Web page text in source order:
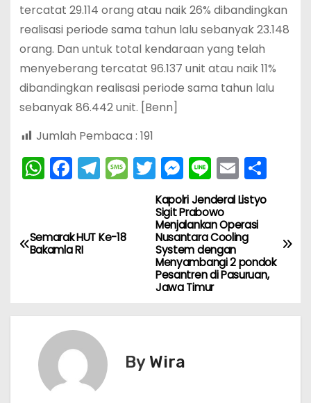
tercatat 29.114 orang atau naik 26% dibandingkan
realisasi periode sama tahun lalu sebanyak 23.148
orang. Dan untuk total kendaraan yang telah
menyeberang tercatat 96.137 unit atau naik 11%
dibandingkan realisasi periode sama tahun lalu
sebanyak 86.442 unit. [Benn]
Jumlah Pembaca : 191
W
h
ts
A
F
a
e
b
k
T
el
gr
M
e
T
w
itt
er
M
e
s
s
e
n
g
er
Li
n
e
E
m
ai
l
S
h
ar
a
g
Kapolri Jenderal Listyo
Sigit Prabowo
Menjalankan Operasi
Nusantara Cooling
System dengan
Menyambangi 2 pondok
Pesantren di Pasuruan,
Jawa Timur
Semarak HUT Ke-18
Bakamla RI
By Wira